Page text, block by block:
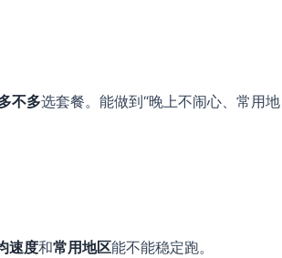
不多选套餐。能做到“晚上不闹心、常用地
速度和常用地区能不能稳定跑。